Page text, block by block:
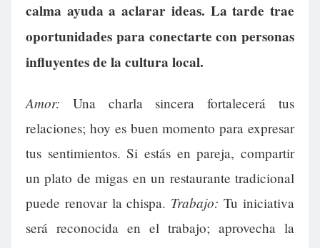
calma ayuda a aclarar ideas. La tarde trae
oportunidades para conectarte con personas
influyentes de la cultura local.
Amor: Una charla sincera fortalecerá tus
relaciones; hoy es buen momento para expresar
tus sentimientos. Si estás en pareja, compartir
un plato de migas en un restaurante tradicional
puede renovar la chispa. Trabajo: Tu iniciativa
será reconocida en el trabajo; aprovecha la